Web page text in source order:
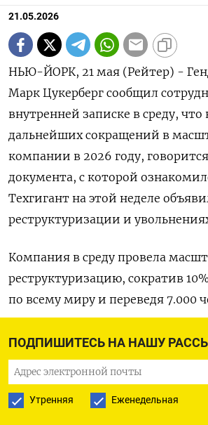
ПОДПИШИТЕСЬ НА НАШУ
Утренняя Еженедельная
21.05.2026
НЬЮ-ЙОРК, 21 мая (Рейтер) -
Марк Цукерберг сообщил
внутренней записке в среду,
дальнейших сокращений в
компании в 2026 году,
документа, с ​которой
Техгигант ​на ​этой неделе
реструктуризации и
Компания в среду провела
реструктуризацию, сократив
по всему миру ​и переведя 7.000
‌проекты, связанные с
процессов ​на базе
Согласно внутреннему
которым ознакомился Рейтер в